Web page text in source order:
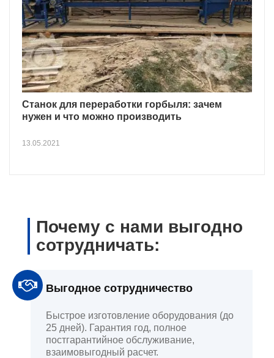
Станок для переработки горбыля: зачем
нужен и что можно производить
13.05.2021
Почему с нами выгодно
сотрудничать:
Выгодное сотрудничество
Быстрое изготовление оборудования (до
25 дней). Гарантия год, полное
постгарантийное обслуживание,
взаимовыгодный расчет.